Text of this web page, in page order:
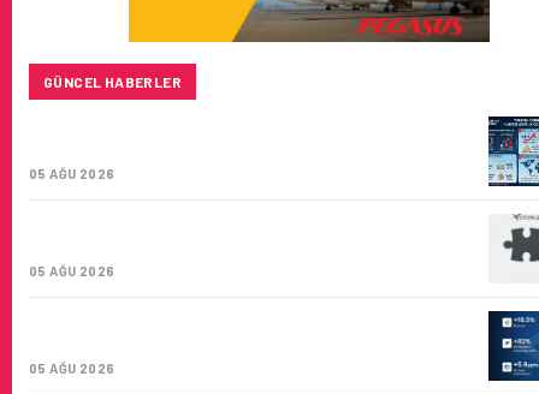
GÜNCEL HABERLER
05 AĞU 2026
05 AĞU 2026
05 AĞU 2026